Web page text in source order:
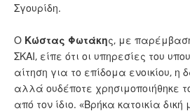
Σγουρίδη.
Ο Κώστας Φωτάκης, με
ΣΚΑΙ, είπε ότι οι υπηρεσίες του
αίτηση για το επίδομα ενοικίου, η
αλλά ουδέποτε χρησιμοποιήθηκε
από τον ίδιο. «Βρήκα κατοικία